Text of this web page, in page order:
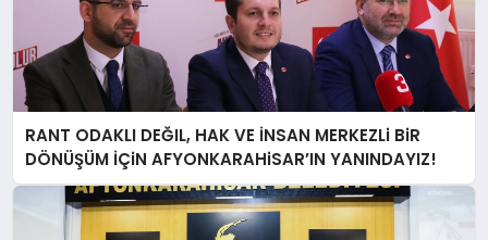
RANT ODAKLI DEĞIL, HAK VE İNSAN MERKEZLi BiR
DÖNÜŞÜM İÇiN AFYONKARAHiSAR’IN YANINDAYIZ!